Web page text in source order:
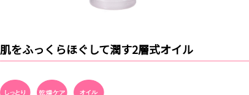
肌をふっくらほぐして潤す2層式オイル